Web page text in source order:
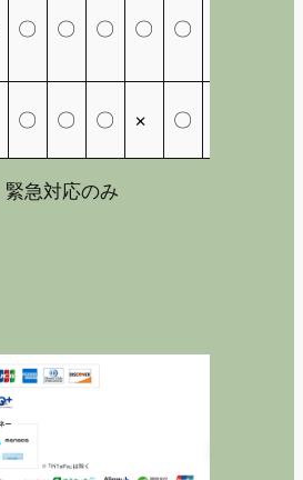
〇 〇 〇 〇 〇
〇 〇 〇 × 〇
急対応のみ